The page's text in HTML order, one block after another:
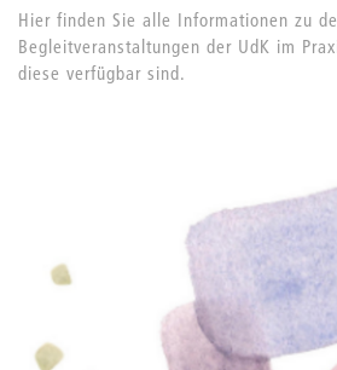
Hier finden Sie alle Informationen zu
Begleitveranstaltungen der UdK im
diese verfügbar sind.